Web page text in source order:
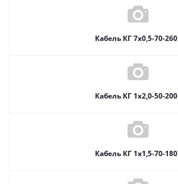
Кабель КГ 7х0,5-70-260
Кабель КГ 1х2,0-50-200
Кабель КГ 1х1,5-70-180